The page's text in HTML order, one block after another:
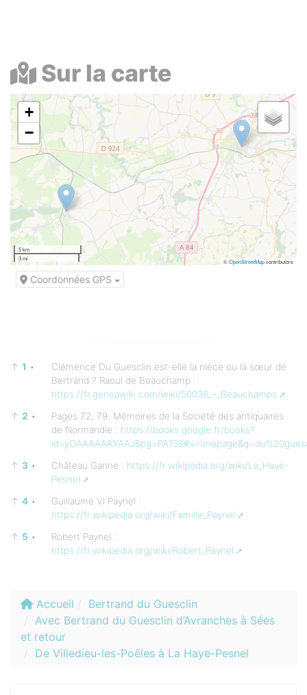
Sur la carte
+
−
5 km
3 mi
©OpenStreetMapcontributors
Coordonnées GPS
↑ 1 •
Clémence Du Guesclin est-elle la nièce ou la sœur de
Bertrand ? Raoul de Beauchamp :
https://fr.geneawiki.com/wiki/50038_-_Beauchamps
↑ 2 •
Pages 72, 79. Mémoires de la Société des antiquaires
de Normandie : https://books.google.fr/books?
↑ 3 • Château Ganne : https://fr.wikipedia.org/wiki/La_Haye-
Pesnel
↑ 4 •
Guillaume VI Paynel :
https://fr.wikipedia.org/wiki/Famille_Paynel
↑ 5 •
Robert Paynel :
https://fr.wikipedia.org/wiki/Robert_Paynel
Accueil
Bertrand du Guesclin
Avec Bertrand du Guesclin d’Avranches à Sées
et retour
De Villedieu-les-Poêles à La Haye-Pesnel